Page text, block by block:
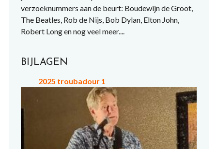
verzoeknummers aan de beurt: Boudewijn de Groot,
The Beatles, Rob de Nijs, Bob Dylan, Elton John,
Robert Long en nog veel meer....
BIJLAGEN
2025 troubadour 1